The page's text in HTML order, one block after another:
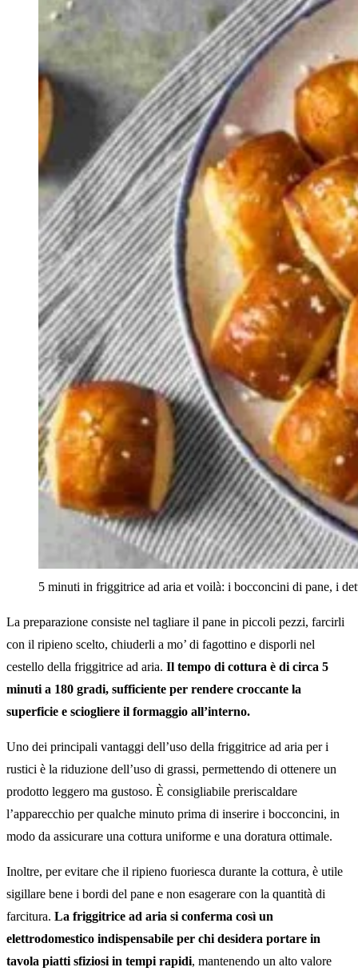
5 minuti in friggitrice ad aria et voilà: i bocconcini di pane, i
La preparazione consiste nel tagliare il pane in piccoli pezzi, farcirli
con il ripieno scelto, chiuderli a mo’ di fagottino e disporli nel
cestello della friggitrice ad aria. Il tempo di cottura è di circa 5
minuti a 180 gradi, sufficiente per rendere croccante la
superficie e sciogliere il formaggio all’interno.
Uno dei principali vantaggi dell’uso della friggitrice ad aria per i
rustici è la riduzione dell’uso di grassi, permettendo di ottenere un
prodotto leggero ma gustoso. È consigliabile preriscaldare
l’apparecchio per qualche minuto prima di inserire i bocconcini, in
modo da assicurare una cottura uniforme e una doratura ottimale.
Inoltre, per evitare che il ripieno fuoriesca durante la cottura, è utile
sigillare bene i bordi del pane e non esagerare con la quantità di
farcitura. La friggitrice ad aria si conferma così un
elettrodomestico indispensabile per chi desidera portare in
tavola piatti sfiziosi in tempi rapidi, mantenendo un alto valore